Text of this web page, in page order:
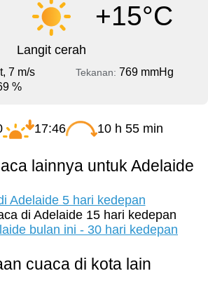
+15°C
Langit cerah
7 m/s Tekanan: 769 mmHg
%
17:46 10 h 55 min
lainnya untuk Adelaide
Adelaide 5 hari kedepan
di Adelaide 15 hari kedepan
bulan ini - 30 hari kedepan
cuaca di kota lain